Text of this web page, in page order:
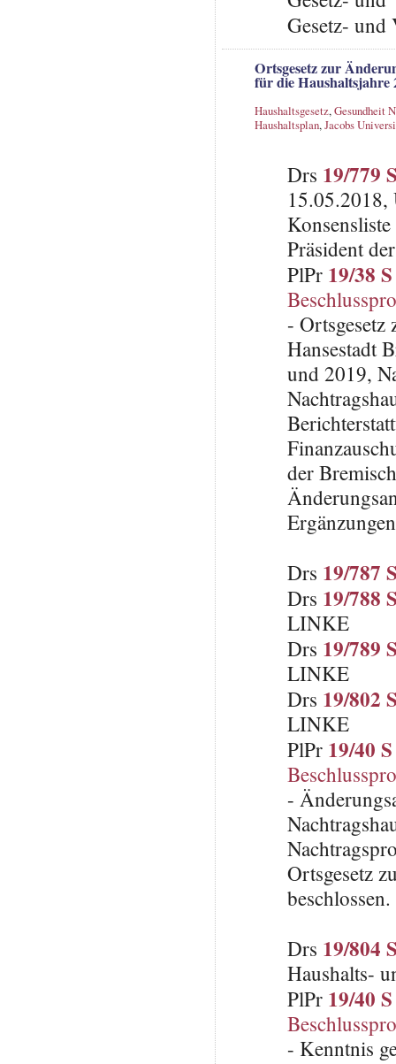
Gesetz-
Ortsgesetz zur
für die Haushaltsjahre
Haushaltsgesetz,Gesundheit
Haushaltsplan,Jacobs
Drs 19/779
15.05.2018,
Präsident
PlPr 19/38 S
- Ortsgesetz
Hansestadt
und 2019,
der
Drs 19/787
Drs 19/788
LINKE
Drs 19/789
LINKE
Drs 19/802
LINKE
PlPr 19/40 S
-
Ortsgesetz
Drs 19/804
Haushalts-
PlPr 19/40 S
- Kenntnis